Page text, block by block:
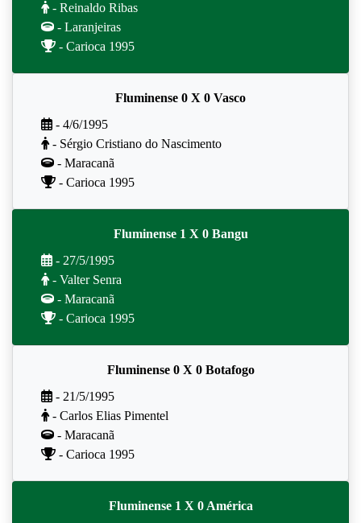
- Reinaldo Ribas
- Laranjeiras
- Carioca 1995
Fluminense 0 X 0 Vasco
- 4/6/1995
- Sérgio Cristiano do Nascimento
- Maracanã
- Carioca 1995
Fluminense 1 X 0 Bangu
- 27/5/1995
- Valter Senra
- Maracanã
- Carioca 1995
Fluminense 0 X 0 Botafogo
- 21/5/1995
- Carlos Elias Pimentel
- Maracanã
- Carioca 1995
Fluminense 1 X 0 América